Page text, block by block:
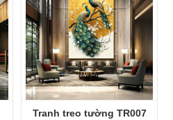
Tranh treo tường TR007